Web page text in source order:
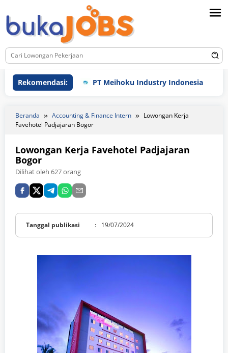
ke
konten
Rekomendasi: PT Meihoku Industry Indonesia
Beranda Accounting & Finance Intern
Lowongan Kerja
Favehotel Padjajaran Bogor
Lowongan Kerja Favehotel Padjajaran
Bogor
Dilihat oleh 627 orang
Tanggal publikasi : 19/07/2024